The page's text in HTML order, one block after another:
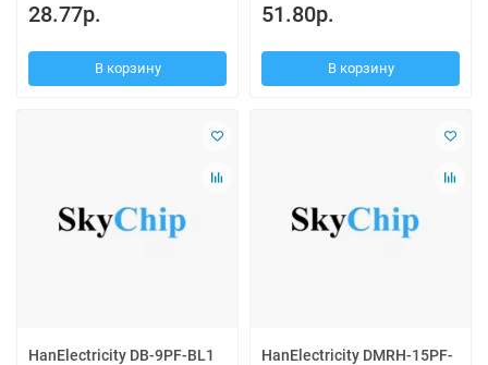
28.77р.
В корзину
51.80р.
В корзину
HanElectricity DB-9PF-BL1
HanElectricity DMRH-15PF-